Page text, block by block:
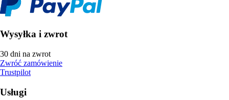
Wysyłka i zwrot
30 dni na zwrot
Zwróć zamówienie
Trustpilot
Usługi